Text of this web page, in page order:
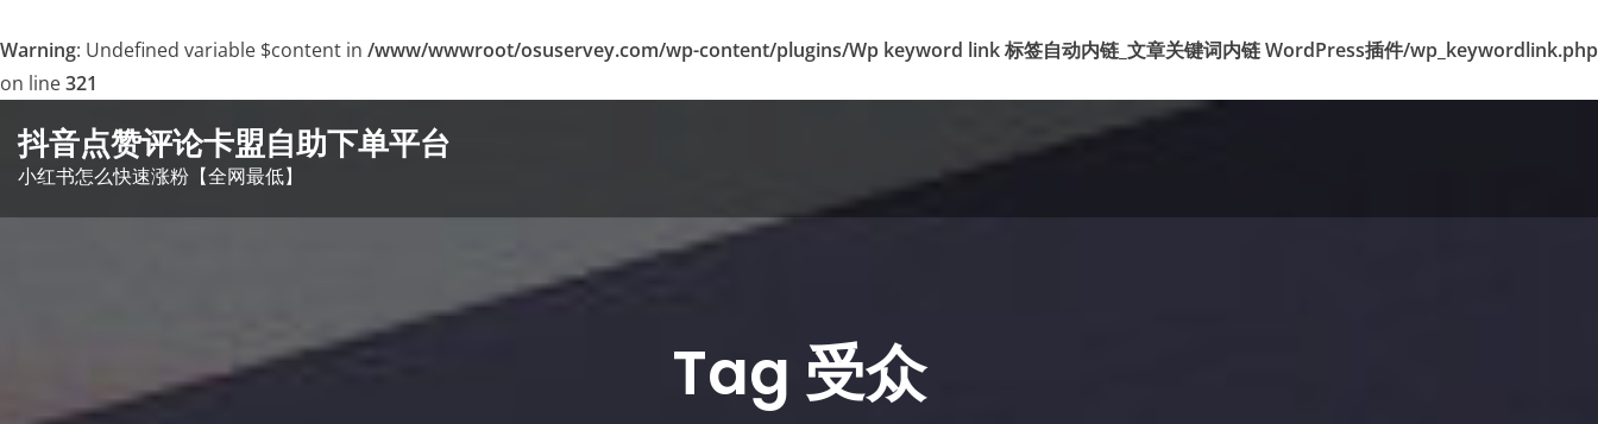
Warning: Undefined variable $content in /www/wwwroot/osuservey.com/wp-content/plugins/Wp keyword link 标签自动内链_文章关键词内链 WordPress插件/wp_keywordlink.php
on line321
to
content
抖音点赞评论卡盟自助下单平台
小红书怎么快速涨粉【全网最低】
Tag 受众